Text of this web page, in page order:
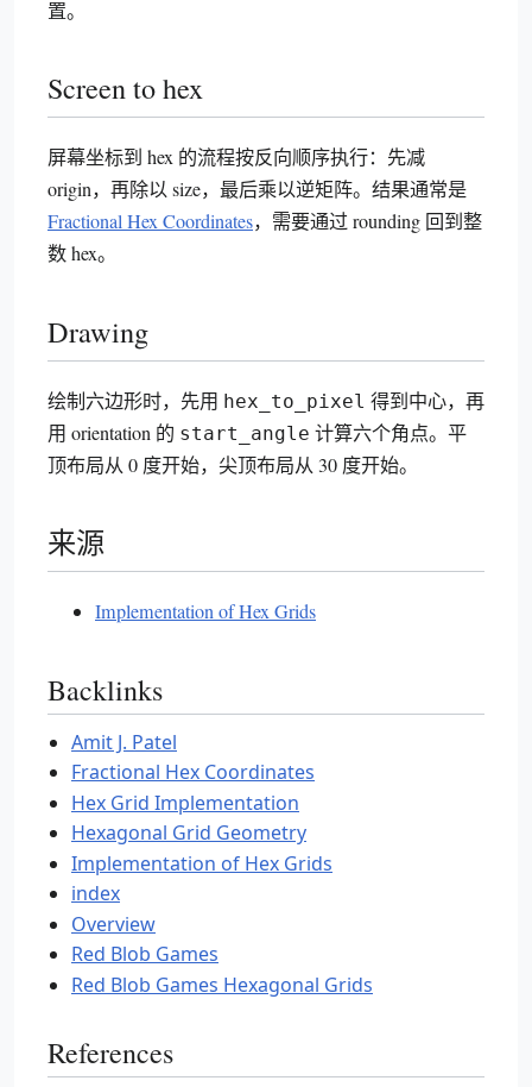
置。
Screen to hex
屏幕坐标到 hex 的流程按反向顺序执行：先减
origin，再除以 size，最后乘以逆矩阵。结果通常是
Fractional Hex Coordinates，需要通过 rounding 回到整
数 hex。
Drawing
绘制六边形时，先用 hex_to_pixel 得到中心，再
用 orientation 的 start_angle 计算六个角点。平
顶布局从 0 度开始，尖顶布局从 30 度开始。
来源
Implementation of Hex Grids
Backlinks
Amit J. Patel
Fractional Hex Coordinates
Hex Grid Implementation
Hexagonal Grid Geometry
Implementation of Hex Grids
index
Overview
Red Blob Games
Red Blob Games Hexagonal Grids
References